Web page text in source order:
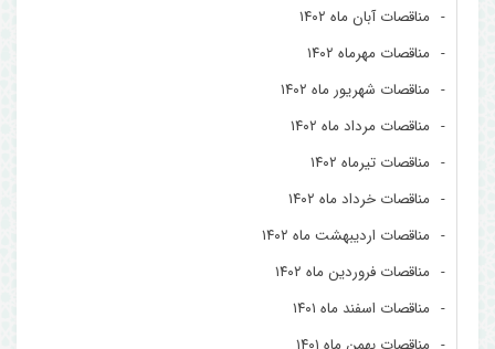
مناقصات آبان ماه ۱۴۰۲
مناقصات مهرماه ۱۴۰۲
مناقصات شهریور ماه ۱۴۰۲
مناقصات مرداد ماه ۱۴۰۲
مناقصات تیرماه ۱۴۰۲
مناقصات خرداد ماه ۱۴۰۲
مناقصات اردیبهشت ماه ۱۴۰۲
مناقصات فروردین ماه ۱۴۰۲
مناقصات اسفند ماه ۱۴۰۱